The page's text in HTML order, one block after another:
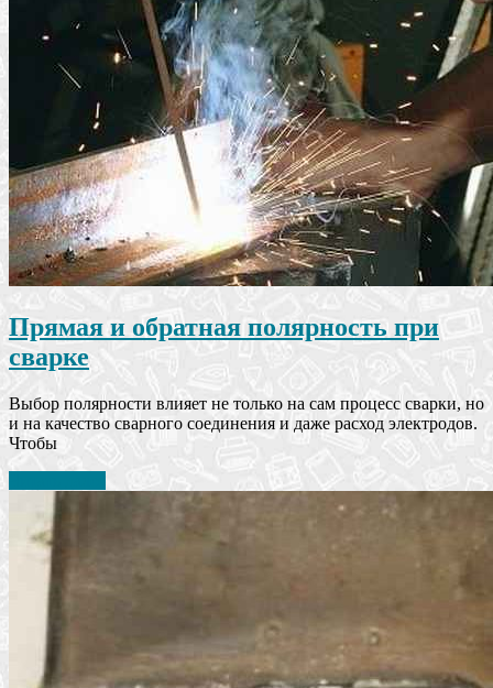
Прямая и обратная полярность при
сварке
Выбор полярности влияет не только на сам процесс сварки, но
и на качество сварного соединения и даже расход электродов.
Чтобы